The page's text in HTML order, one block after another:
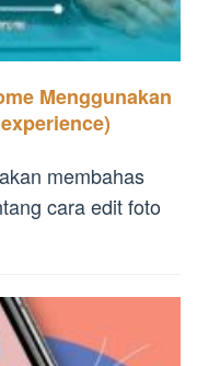
Menggunakan
membahas
cara edit foto